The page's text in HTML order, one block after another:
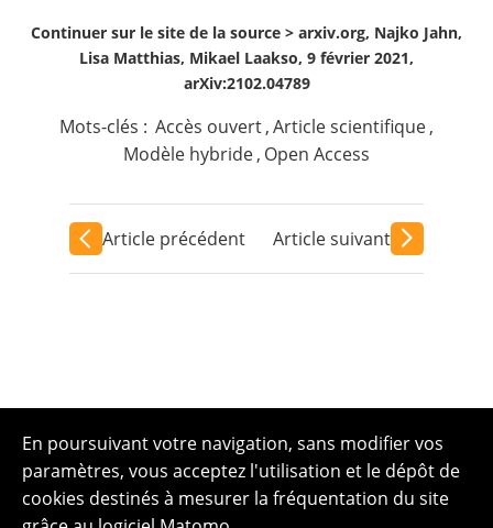
Continuer sur le site de la source > arxiv.org, Najko Jahn,
Lisa Matthias, Mikael Laakso, 9 février 2021,
arXiv:2102.04789
Mots-clés : Accès ouvert,Article scientifique,
Modèle hybride, Open Access
Article précédent Article suivant
En poursuivant votre navigation, sans modifier vos
paramètres, vous acceptez l'utilisation et le dépôt de
cookies destinés à mesurer la fréquentation du site